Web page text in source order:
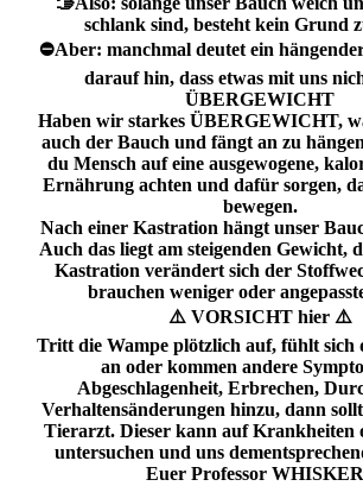
schlank sind, besteht kein Grund
⛔️Aber: manchmal deutet ein
darauf hin, dass etwas mit uns
ÜBERGEWICHT
Haben wir starkes ÜBERGEWICHT,
auch der Bauch und fängt an zu
du Mensch auf eine ausgewogene,
Ernährung achten und dafür sorgen,
bewegen.
Nach einer Kastration hängt unser
Auch das liegt am steigenden Gewicht,
Kastration verändert sich der
brauchen weniger oder
⚠️ VORSICHT hier ⚠️
Tritt die Wampe plötzlich auf, fühlt sich
an oder kommen andere
Abgeschlagenheit, Erbrechen,
Verhaltensänderungen hinzu, dann
Tierarzt. Dieser kann auf Krankheiten
untersuchen und uns
Euer Professor